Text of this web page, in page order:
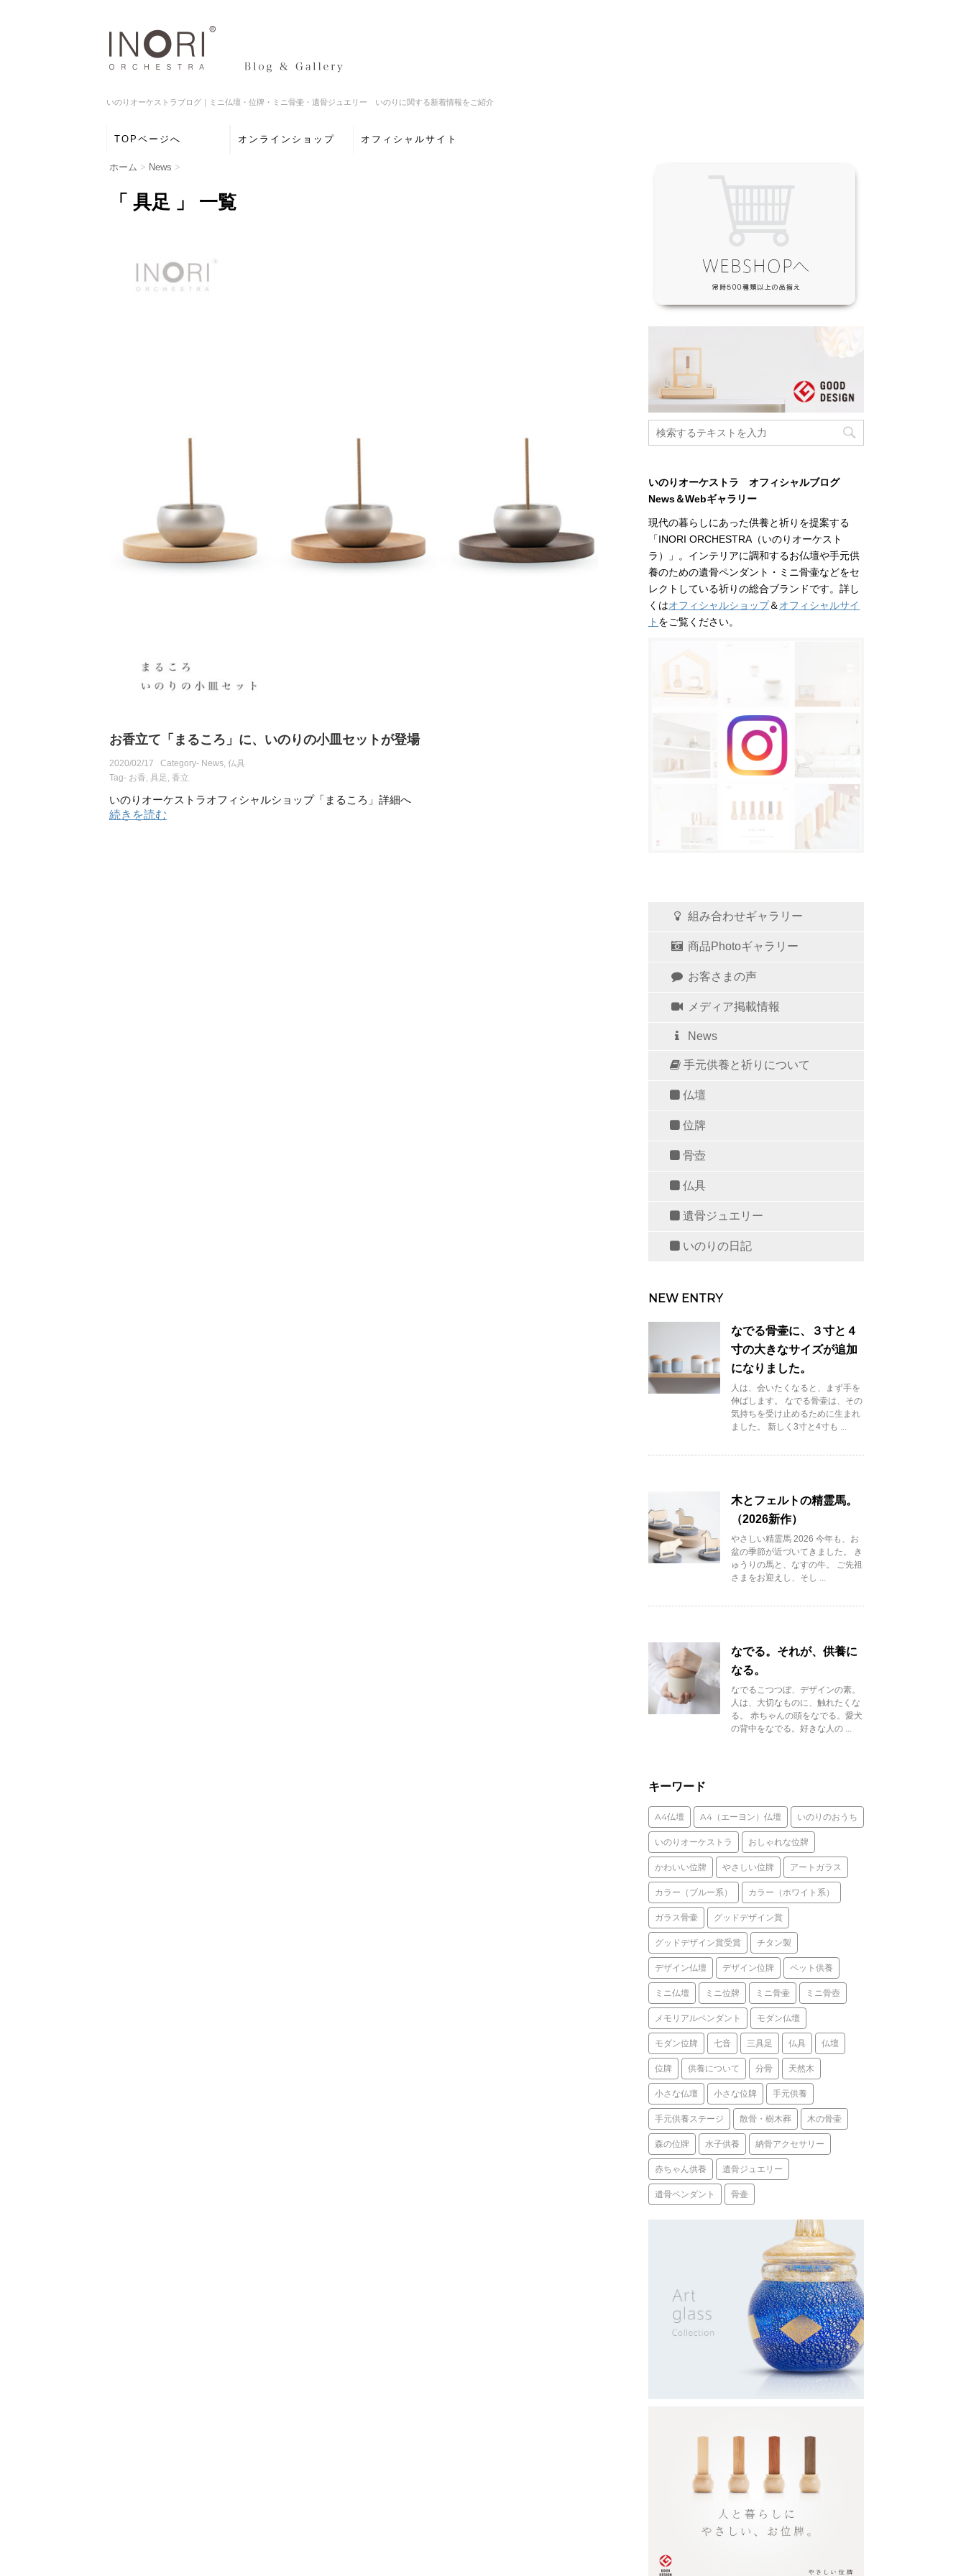
いのりオーケストラブログ｜ミニ仏壇・位牌・ミニ骨壷・遺骨ジュエリー いのりに関する新着情報をご紹介
TOPページへ オンラインショップ オフィシャルサイト
ホーム > News >
「 具足 」 一覧
お香立て「まるころ」に、いのりの小皿セットが登場
2020/02/17 Category- News, 仏具
Tag- お香, 具足 , 香立
いのりオーケストラオフィシャルショップ「まるころ」詳細へ
続きを読む
いのりオーケストラ オフィシャルブログ
News＆Webギャラリー
現代の暮らしにあった供養と祈りを提案する
「INORI ORCHESTRA（いのりオーケスト
ラ）」。インテリアに調和するお仏壇や手元供
養のための遺骨ペンダント・ミニ骨壷などをセ
レクトしている祈りの総合ブランドです。詳し
くはオフィシャルショップ＆ オフィシャルサイ
ト をご覧ください。
組み合わせギャラリー
商品Photoギャラリー
お客さまの声
メディア掲載情報
News
手元供養と祈りについて
仏壇
位牌
骨壺
仏具
遺骨ジュエリー
いのりの日記
NEW ENTRY
なでる骨壷に、３寸と４
寸の大きなサイズが追加
になりました。
人は、会いたくなると、まず手を
伸ばします。 なでる骨壷は、その
気持ちを受け止めるために生まれ
ました。 新しく3寸と4寸も ...
木とフェルトの精霊馬。
（2026新作）
やさしい精霊馬 2026 今年も、お
盆の季節が近づいてきました。 き
ゅうりの馬と、なすの牛。 ご先祖
さまをお迎えし、そし ...
なでる。それが、供養に
なる。
なでるこつつぼ、デザインの素。
人は、大切なものに、触れたくな
る。 赤ちゃんの頭をなでる。愛犬
の背中をなでる。好きな人の ...
キーワード
A4仏壇 A4（エーヨン）仏壇 いのりのおうち
いのりオーケストラ おしゃれな位牌
かわいい位牌 やさしい位牌 アートガラス
カラー（ブルー系） カラー（ホワイト系）
ガラス骨壷 グッドデザイン賞
グッドデザイン賞受賞 チタン製
デザイン仏壇 デザイン位牌 ペット供養
ミニ仏壇 ミニ位牌 ミニ骨壷 ミニ骨壺
メモリアルペンダント モダン仏壇
モダン位牌 七音 三具足 仏具 仏壇
位牌 供養について 分骨 天然木
小さな仏壇 小さな位牌 手元供養
手元供養ステージ 散骨・樹木葬 木の骨壷
森の位牌 水子供養 納骨アクセサリー
赤ちゃん供養 遺骨ジュエリー
遺骨ペンダント 骨壷